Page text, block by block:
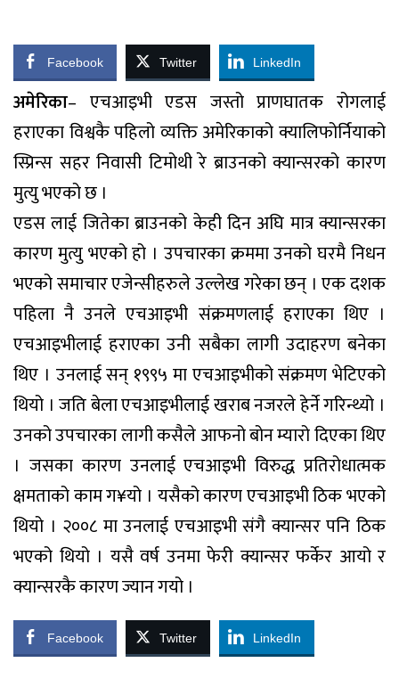
Facebook Twitter LinkedIn
अमेरिका– एचआइभी एडस जस्तो प्राणघातक रोगलाई
हराएका विश्वकै पहिलो व्यक्ति अमेरिकाको क्यालिफोर्नियाको
स्प्रिन्स सहर निवासी टिमोथी रे ब्राउनको क्यान्सरको कारण
मुत्यु भएको छ ।
एडस लाई जितेका ब्राउनको केही दिन अघि मात्र क्यान्सरका
कारण मुत्यु भएको हो । उपचारका क्रममा उनको घरमै निधन
भएको समाचार एजेन्सीहरुले उल्लेख गरेका छन् । एक दशक
पहिला नै उनले एचआइभी संक्रमणलाई हराएका थिए ।
एचआइभीलाई हराएका उनी सबैका लागी उदाहरण बनेका
थिए । उनलाई सन् १९९५ मा एचआइभीको संक्रमण भेटिएको
थियो । जति बेला एचआइभीलाई खराब नजरले हेर्ने गरिन्थ्यो ।
उनको उपचारका लागी कसैले आफनो बोन म्यारो दिएका थिए
। जसका कारण उनलाई एचआइभी विरुद्ध प्रतिरोधात्मक
क्षमताको काम ग¥यो । यसैको कारण एचआइभी ठिक भएको
थियो । २००८ मा उनलाई एचआइभी संगै क्यान्सर पनि ठिक
भएको थियो । यसै वर्ष उनमा फेरी क्यान्सर फर्केर आयो र
क्यान्सरकै कारण ज्यान गयो ।
Facebook Twitter LinkedIn